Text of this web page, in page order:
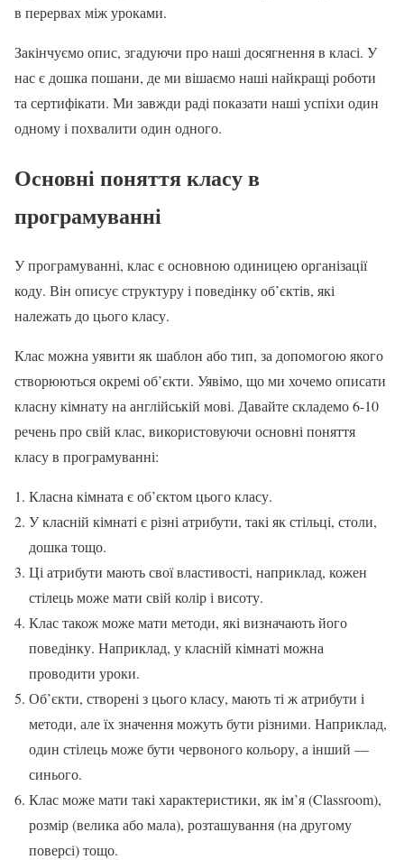
в перервах між уроками.
Закінчуємо опис, згадуючи про наші досягнення в класі. У
нас є дошка пошани, де ми вішаємо наші найкращі роботи
та сертифікати. Ми завжди раді показати наші успіхи один
одному і похвалити один одного.
Основні поняття класу в
програмуванні
У програмуванні, клас є основною одиницею організації
коду. Він описує структуру і поведінку об’єктів, які
належать до цього класу.
Клас можна уявити як шаблон або тип, за допомогою якого
створюються окремі об’єкти. Уявімо, що ми хочемо описати
класну кімнату на англійській мові. Давайте складемо 6-10
речень про свій клас, використовуючи основні поняття
класу в програмуванні:
Класна кімната є об’єктом цього класу.
У класній кімнаті є різні атрибути, такі як стільці, столи,
дошка тощо.
Ці атрибути мають свої властивості, наприклад, кожен
стілець може мати свій колір і висоту.
Клас також може мати методи, які визначають його
поведінку. Наприклад, у класній кімнаті можна
проводити уроки.
Об’єкти, створені з цього класу, мають ті ж атрибути і
методи, але їх значення можуть бути різними. Наприклад,
один стілець може бути червоного кольору, а інший —
синього.
Клас може мати такі характеристики, як ім’я (Classroom),
розмір (велика або мала), розташування (на другому
поверсі) тощо.